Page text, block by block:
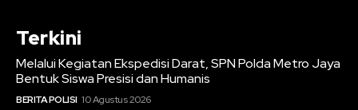
Terkini
Melalui Kegiatan Ekspedisi Darat, SPN Polda Metro Jaya
Bentuk Siswa Presisi dan Humanis
BERITA POLISI 10 Agustus 2026